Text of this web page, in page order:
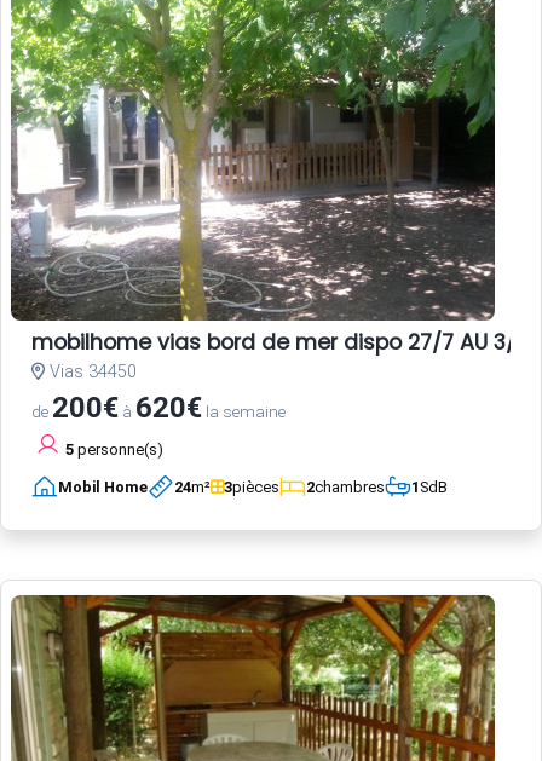
mobilhome vias bord de mer dispo 27/7 AU 3/8
Vias 34450
de 200€ à 620€ la semaine
5 personne(s)
Mobil Home 24m² 3pièces 2chambres 1SdB